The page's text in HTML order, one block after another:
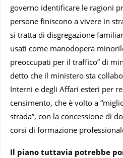
governo identificare le ragioni
persone finiscono a vivere in
si tratta di disgregazione
usati come manodopera
preoccupati per il traffico” di
detto che il ministero sta
Interni e degli Affari esteri per
censimento, che è volto a
strada”, con la concessione di
corsi di formazione
Il piano tuttavia potrebbe